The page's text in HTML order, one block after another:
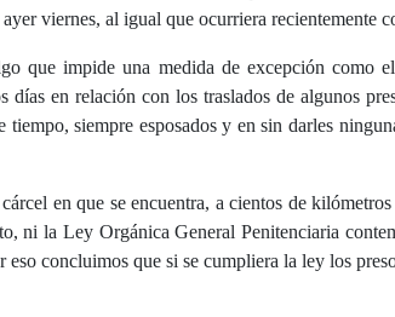
viernes, al igual que ocurriera recientemente
que impide una medida de excepción como
en relación con los traslados de algunos
siempre esposados y en sin darles
en que se encuentra, a cientos de
ni la Ley Orgánica General Penitenciaria
concluimos que si se cumpliera la ley los